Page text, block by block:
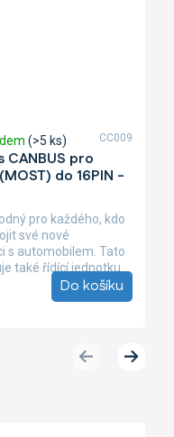
pro
do 16PIN -
(>5 ks)
Do košíku
pro každého, kdo
své nové
s automobilem. Tato
také řídící jednotku
CC009
PředchozíDalší